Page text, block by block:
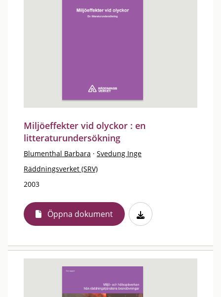
Miljöeffekter vid olyckor : en
litteraturundersökning
Blumenthal Barbara · Svedung Inge
Räddningsverket (SRV)
2003
Öppna dokument